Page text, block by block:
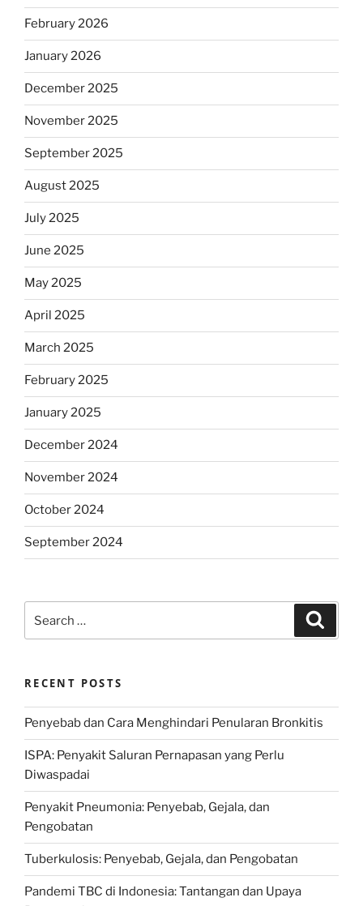
February 2026
January 2026
December 2025
November 2025
September 2025
August 2025
July 2025
June 2025
May 2025
April 2025
March 2025
February 2025
January 2025
December 2024
November 2024
October 2024
September 2024
for:
RECENT POSTS
Penyebab dan Cara Menghindari Penularan Bronkitis
ISPA: Penyakit Saluran Pernapasan yang Perlu
Diwaspadai
Penyakit Pneumonia: Penyebab, Gejala, dan
Pengobatan
Tuberkulosis: Penyebab, Gejala, dan Pengobatan
Pandemi TBC di Indonesia: Tantangan dan Upaya